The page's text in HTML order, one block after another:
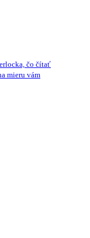
čo čítať
mieru vám